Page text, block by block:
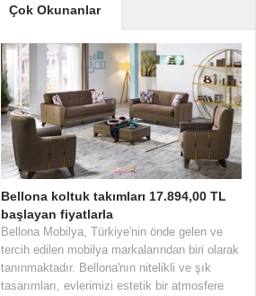
Çok Okunanlar
Bellona koltuk takımları 17.894,00 TL
başlayan fiyatlarla
Bellona Mobilya, Türkiye'nin önde gelen ve
tercih edilen mobilya markalarından biri olarak
tanınmaktadır. Bellona'nın nitelikli ve şık
tasarımları, evlerimizi estetik bir atmosfere